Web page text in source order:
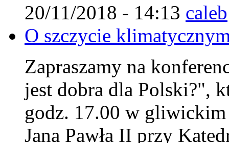
20/11/2018 - 14:13 caleb
O szczycie
Zapraszamy na
jest dobra dla Polski?",
godz. 17.00 w
Jana Pawła II przy